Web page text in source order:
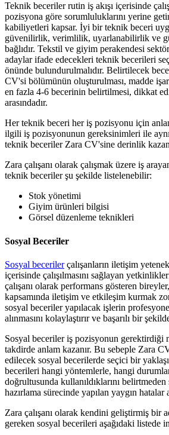
Teknik beceriler rutin iş akışı içerisinde
pozisyona göre sorumluluklarını yerine
kabiliyetleri kapsar. İyi bir teknik beceri
güvenilirlik, verimlilik, uyarlanabilirlik ve
bağlıdır. Tekstil ve giyim perakendesi
adaylar ifade edecekleri teknik becerileri
önünde bulundurulmalıdır. Belirtilecek
CV'si bölümünün oluşturulması, madde
en fazla 4-6 becerinin belirtilmesi, dikkat
arasındadır.
Her teknik beceri her iş pozisyonu için
ilgili iş pozisyonunun gereksinimleri ile
teknik beceriler Zara CV'sine derinlik
Zara çalışanı olarak çalışmak üzere iş
teknik beceriler şu şekilde listelenebilir:
Stok yönetimi
Giyim ürünleri bilgisi
Görsel düzenleme teknikleri
Sosyal Beceriler
Sosyal becerilerçalışanların iletişim
içerisinde çalışılmasını sağlayan
çalışanı olarak performans gösteren
kapsamında iletişim ve etkileşim kurmak
sosyal beceriler yapılacak işlerin
alınmasını kolaylaştırır ve başarılı bir
Sosyal beceriler iş pozisyonun gerektirdiği
takdirde anlam kazanır. Bu sebeple Zara
edilecek sosyal becerilerde seçici bir
becerileri hangi yöntemlerle, hangi
doğrultusunda kullanıldıklarını
hazırlama sürecinde yapılan yaygın hatalar
Zara çalışanı olarak kendini geliştirmiş bir
gereken sosyal becerileri aşağıdaki listede